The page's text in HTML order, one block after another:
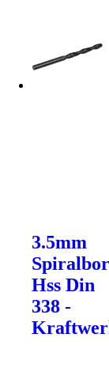
3.5mm
Spiralbor
Hss Din
338 -